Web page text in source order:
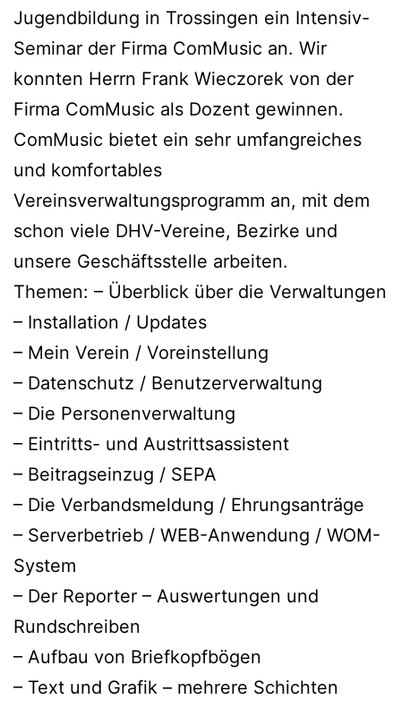
Jugendbildung in Trossingen ein Intensiv-
Seminar der Firma ComMusic an. Wir
konnten Herrn Frank Wieczorek von der
Firma ComMusic als Dozent gewinnen.
ComMusic bietet ein sehr umfangreiches
und komfortables
Vereinsverwaltungsprogramm an, mit dem
schon viele DHV-Vereine, Bezirke und
unsere Geschäftsstelle arbeiten.
Themen: – Überblick über die Verwaltungen
– Installation / Updates
– Mein Verein / Voreinstellung
– Datenschutz / Benutzerverwaltung
– Die Personenverwaltung
– Eintritts- und Austrittsassistent
– Beitragseinzug / SEPA
– Die Verbandsmeldung / Ehrungsanträge
– Serverbetrieb / WEB-Anwendung / WOM-
System
– Der Reporter – Auswertungen und
Rundschreiben
– Aufbau von Briefkopfbögen
– Text und Grafik – mehrere Schichten